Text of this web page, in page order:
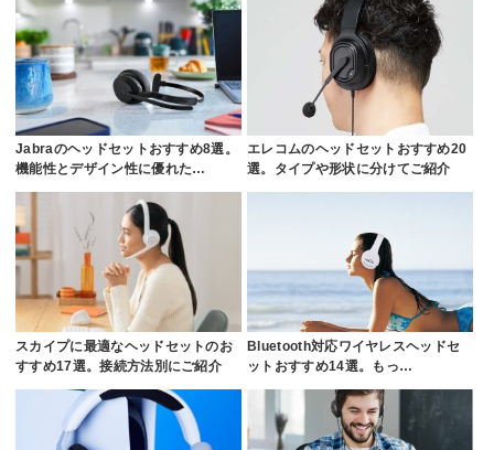
Jabraのヘッドセットおすすめ8選。
機能性とデザイン性に優れた…
エレコムのヘッドセットおすすめ20
選。タイプや形状に分けてご紹介
スカイプに最適なヘッドセットのお
すすめ17選。接続方法別にご紹介
Bluetooth対応ワイヤレスヘッドセ
ットおすすめ14選。もっ…